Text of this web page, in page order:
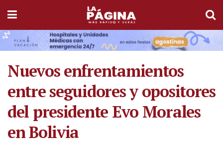
Nuevos enfrentamientos
entre seguidores y opositores
del presidente Evo Morales
en Bolivia